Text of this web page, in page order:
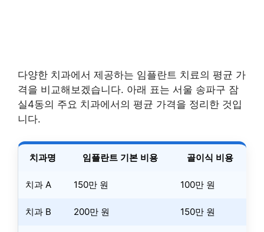
다양한 치과에서 제공하는 임플란트 치료의 평균 가
격을 비교해보겠습니다. 아래 표는 서울 송파구 잠
실4동의 주요 치과에서의 평균 가격을 정리한 것입
니다.
치과명 임플란트 기본 비용 골이식 비용
치과 A 150만 원 100만 원
치과 B 200만 원 150만 원